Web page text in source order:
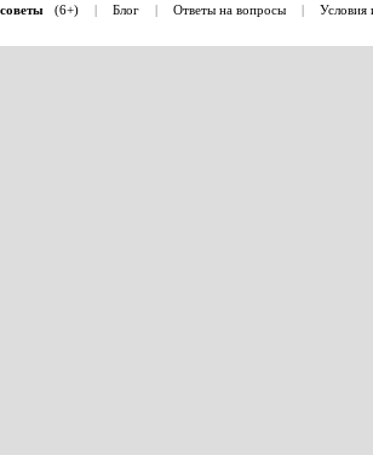
(6+) | Блог | Ответы на вопросы | Условия